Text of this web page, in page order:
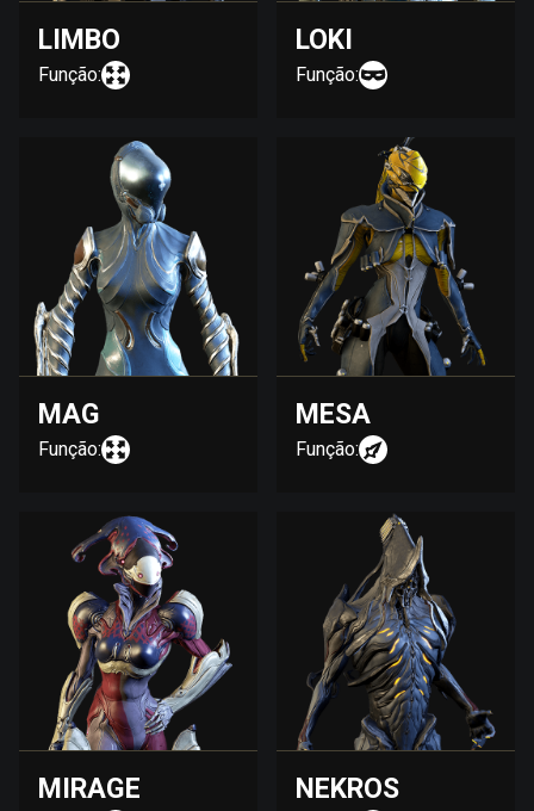
LIMBO
Função:
LOKI
Função:
MAG
Função:
MESA
Função:
MIRAGE NEKROS